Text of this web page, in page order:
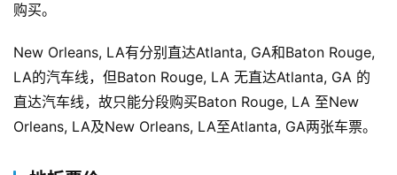
购买。
New Orleans, LA有分别直达Atlanta, GA和Baton Rouge,
LA的汽车线，但Baton Rouge, LA 无直达Atlanta, GA 的
直达汽车线，故只能分段购买Baton Rouge, LA 至New
Orleans, LA及New Orleans, LA至Atlanta, GA两张车票。